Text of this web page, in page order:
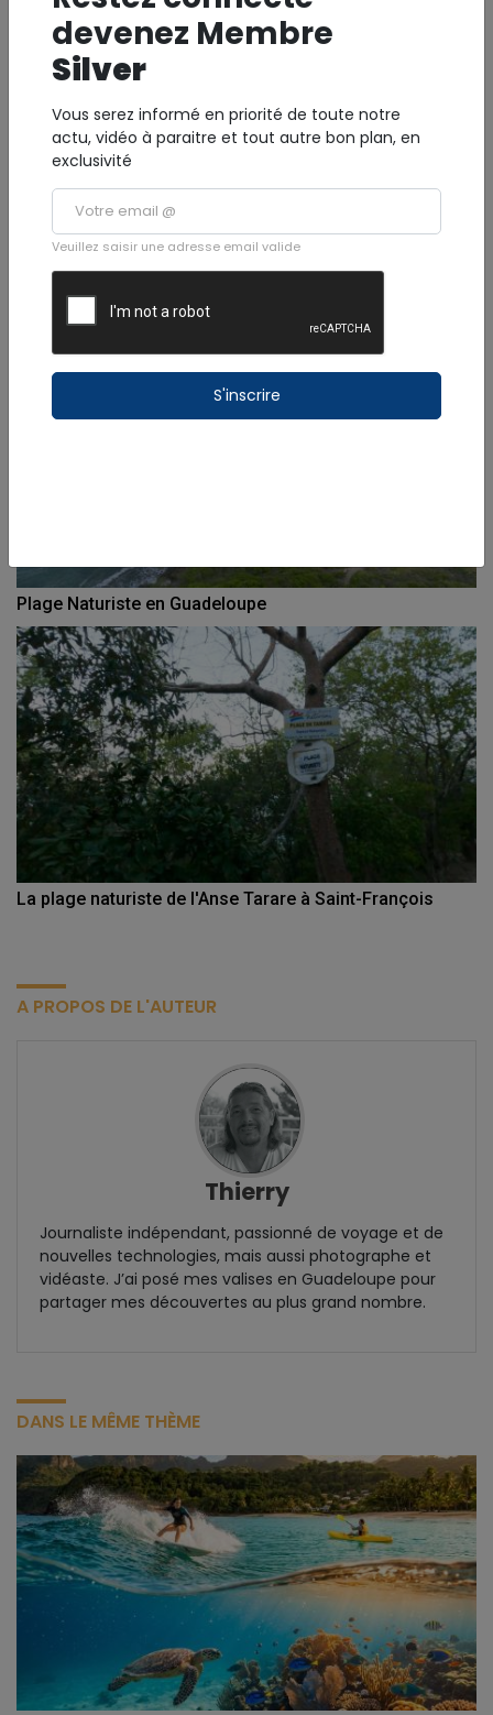
en eau turquoise
Plage Naturiste en Guadeloupe
La plage naturiste de l'Anse Tarare à Saint-François
A PROPOS DE L'AUTEUR
Thierry
Journaliste indépendant, passionné de voyage et de
nouvelles technologies, mais aussi photographe et
vidéaste. J’ai posé mes valises en Guadeloupe pour
partager mes découvertes au plus grand nombre.
DANS LE MÊME THÈME
devenez Membre
Silver
Vous serez informé en priorité de toute notre
actu, vidéo à paraitre et tout autre bon plan, en
exclusivité
Veuillez saisir une adresse email valide
S'inscrire